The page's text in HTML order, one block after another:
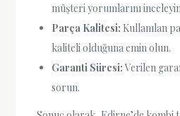
müşteri yorumlarını
Parça Kalitesi: Kullanılan
kaliteli olduğuna emin olun.
Garanti Süresi:Verilen
sorun.